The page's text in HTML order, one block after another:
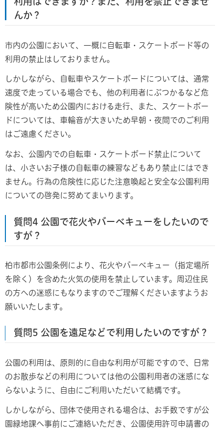
んか？
市内の公園において、一概に自転車・スケートボード等の
利用の禁止はしておりません。
しかしながら、自転車やスケートボードについては、通常
速度で走っている場合でも、他の利用者にぶつかるなど危
険性が高いため公園内における走行、また、スケートボー
ドについては、車輪音が大きいため早朝・夜間でのご利用
はご遠慮ください。
なお、公園内での自転車・スケートボード禁止について
は、小さいお子様の自転車の練習などもあり禁止にはでき
ません。行為の危険性に応じた注意喚起と安全な公園利用
についての啓発に努めてまいります。
質問4 公園で花火やバーベキューをしたいので
すが？
柏市都市公園条例により、花火やバーベキュー（指定場所
を除く）を含めた火気の使用を禁止しています。周辺住民
の方への迷惑にもなりますのでご理解くださいますようお
願いいたします。
質問5 公園を遠足などで利用したいのですが？
公園の利用は、原則的に自由な利用が可能ですので、日常
のお散歩などの利用については他の公園利用者の迷惑にな
らないように、自由にご利用いただいて結構です。
しかしながら、団体で使用される場合は、お手数ですが公
園緑地課へ事前にご連絡いただき、公園使用許可申請書の